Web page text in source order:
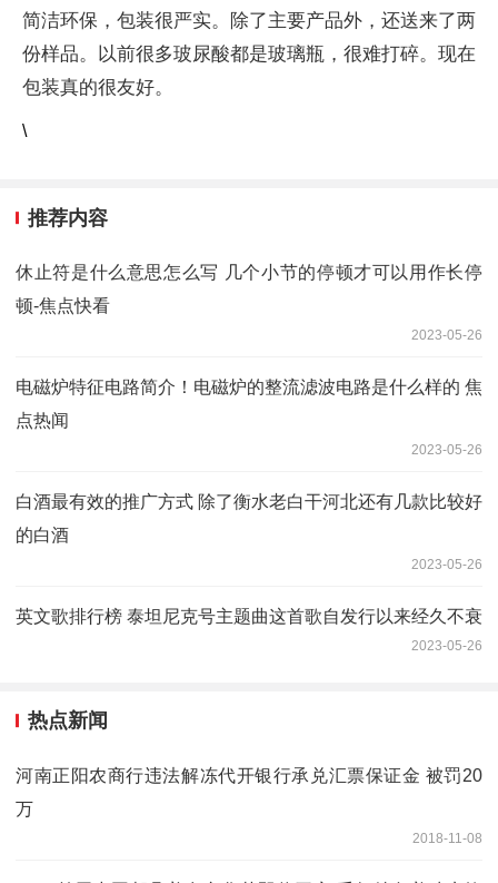
简洁环保，包装很严实。除了主要产品外，还送来了两
份样品。以前很多玻尿酸都是玻璃瓶，很难打碎。现在
包装真的很友好。
\
推荐内容
休止符是什么意思怎么写 几个小节的停顿才可以用作长停
顿-焦点快看
2023-05-26
电磁炉特征电路简介！电磁炉的整流滤波电路是什么样的 焦
点热闻
2023-05-26
白酒最有效的推广方式 除了衡水老白干河北还有几款比较好
的白酒
2023-05-26
英文歌排行榜 泰坦尼克号主题曲这首歌自发行以来经久不衰
2023-05-26
热点新闻
河南正阳农商行违法解冻代开银行承兑汇票保证金 被罚20
万
2018-11-08